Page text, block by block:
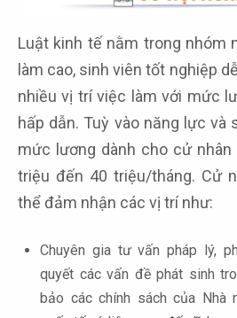
Luật kinh tế nằm trong nhóm
làm cao, sinh viên tốt nghiệp
nhiều vị trí việc làm với mức
hấp dẫn. Tuỳ vào năng lực và
mức lương dành cho cử
triệu đến 40 triệu/tháng. Cử
thể đảm nhận các vị trí như:
Chuyên gia tư vấn pháp lý,
quyết các vấn đề phát sinh
bảo các chính sách của Nhà